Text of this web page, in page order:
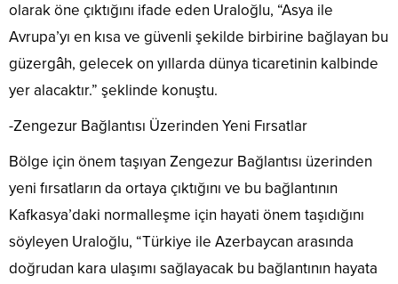
olarak öne çıktığını ifade eden Uraloğlu, “Asya ile
Avrupa’yı en kısa ve güvenli şekilde birbirine bağlayan bu
güzergâh, gelecek on yıllarda dünya ticaretinin kalbinde
yer alacaktır.” şeklinde konuştu.
-Zengezur Bağlantısı Üzerinden Yeni Fırsatlar
Bölge için önem taşıyan Zengezur Bağlantısı üzerinden
yeni fırsatların da ortaya çıktığını ve bu bağlantının
Kafkasya’daki normalleşme için hayati önem taşıdığını
söyleyen Uraloğlu, “Türkiye ile Azerbaycan arasında
doğrudan kara ulaşımı sağlayacak bu bağlantının hayata